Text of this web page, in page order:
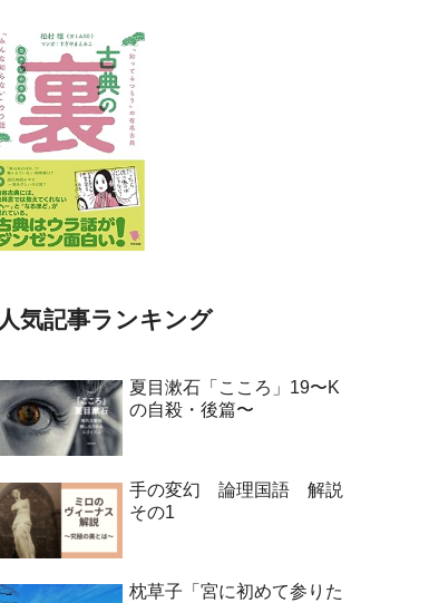
人気記事ランキング
夏目漱石「こころ」19〜K
の自殺・後篇〜
手の変幻 論理国語 解説
その1
枕草子「宮に初めて参りた